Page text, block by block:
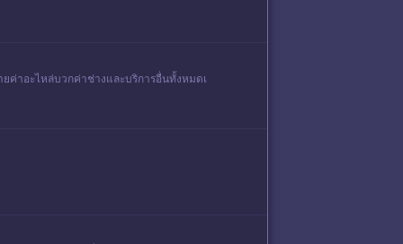
ค่าอะไหล่บวกค่าช่างและบริการอื่นทั้งหมดเ